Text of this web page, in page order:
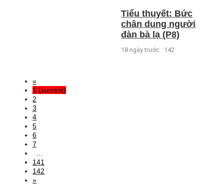
Tiểu thuyết: Bức
chân dung người
đàn bà lạ (P8)
18 ngày trước 142
«
1 (current)
2
3
4
5
6
7
...
141
142
»